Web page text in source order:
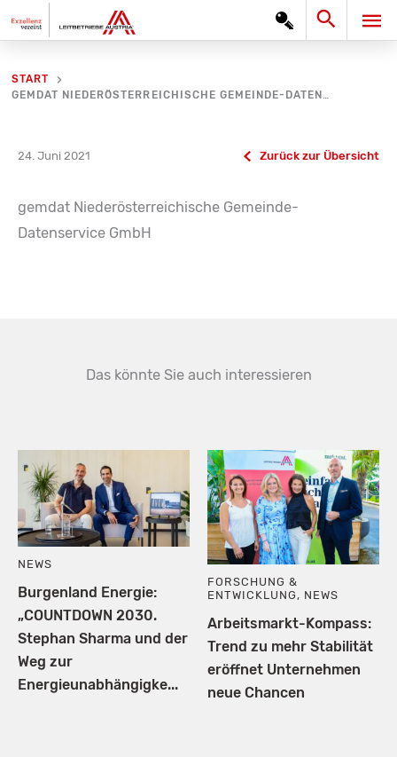
Inhalt
Search
START
GEMDAT NIEDERÖSTERREICHISCHE GEMEINDE-DATENSERVICE GMBH
24. Juni 2021 Zurück zur Übersicht
gemdat Niederösterreichische Gemeinde-
Datenservice GmbH
Das könnte Sie auch interessieren
NEWS
Burgenland Energie:
„COUNTDOWN 2030.
Stephan Sharma und der
Weg zur
Energieunabhängigke...
FORSCHUNG &
ENTWICKLUNG, NEWS
Arbeitsmarkt-Kompass:
Trend zu mehr Stabilität
eröffnet Unternehmen
neue Chancen